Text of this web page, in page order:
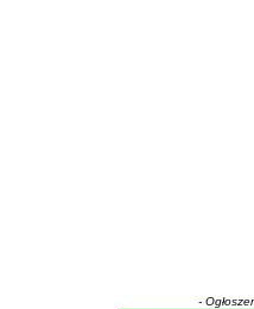
-